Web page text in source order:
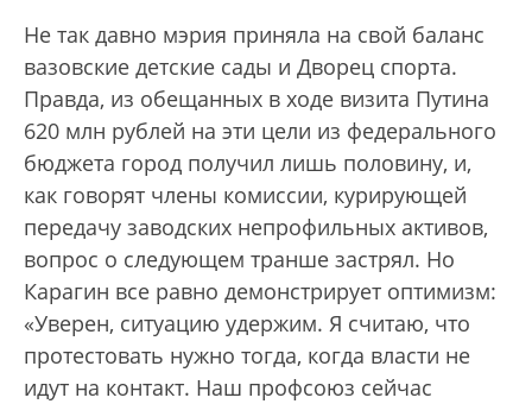
Не так давно мэрия приняла на свой баланс
вазовские детские сады и Дворец спорта.
Правда, из обещанных в ходе визита Путина
620 млн рублей на эти цели из федерального
бюджета город получил лишь половину, и,
как говорят члены комиссии, курирующей
передачу заводских непрофильных активов,
вопрос о следующем транше застрял. Но
Карагин все равно демонстрирует оптимизм:
«Уверен, ситуацию удержим. Я считаю, что
протестовать нужно тогда, когда власти не
идут на контакт. Наш профсоюз сейчас